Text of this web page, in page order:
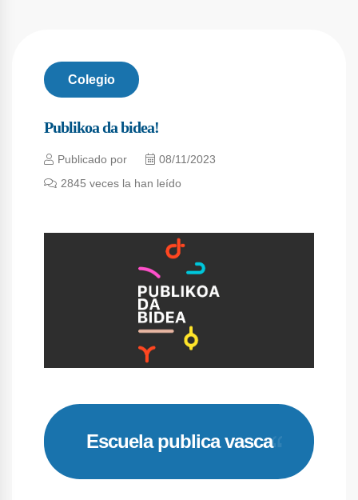
Colegio
Publikoa da bidea!
Publicado por
08/11/2023
2845 veces la han leído
Escuela publica vasca